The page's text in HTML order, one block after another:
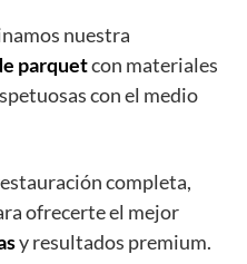
nuestra
parquetcon materiales
con el medio
completa,
ofrecerte el mejor
y resultados premium.